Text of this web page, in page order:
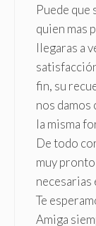
Puede que
quien mas
llegaras a
fin, su
nos damos
la misma
De todo
muy
necesarias
Te
Amiga